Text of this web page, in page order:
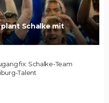
Schalke mit
fix: Schalke-Team
Talent